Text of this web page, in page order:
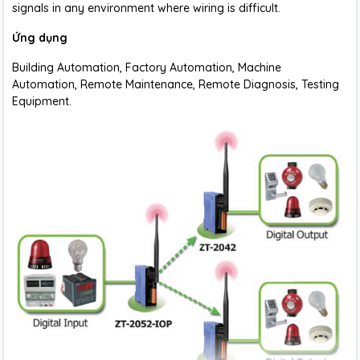
signals in any environment where wiring is difficult.
Ứng dụng
Building Automation, Factory Automation, Machine
Automation, Remote Maintenance, Remote Diagnosis, Testing
Equipment.